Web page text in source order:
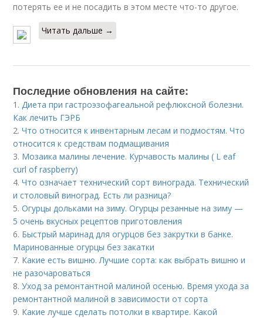
потерять ее и не посадить в этом месте что-то другое.
Читать дальше →
Последние обновления на сайте:
1. Диета при гастроэзофагеальной рефлюксной болезни.
Как лечить ГЭРБ
2.Что относится к инвентарным лесам и подмостям. Что
относится к средствам подмащивания
3. Мозаика малины лечение. Курчавость малины ( L eaf
curl of raspberry)
4.Что означает технический сорт винограда. Технический
и столовый виноград. Есть ли разница?
5.Огурцы дольками на зиму. Огурцы резанные на зиму —
5 очень вкусных рецептов приготовления
6. Быстрый маринад для огурцов без закрутки в банке.
Маринованные огурцы без закатки
7. Какие есть вишню. Лучшие сорта: как выбрать вишню и
не разочароваться
8.Уход за ремонтантной малиной осенью. Время ухода за
ремонтантной малиной в зависимости от сорта
9. Какие лучше сделать потолки в квартире. Какой